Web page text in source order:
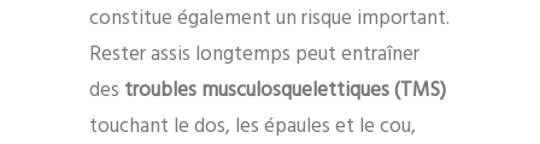
constitue également un risque important.
Rester assis longtemps peut entraîner
des troubles musculosquelettiques (TMS)
touchant le dos, les épaules et le cou,